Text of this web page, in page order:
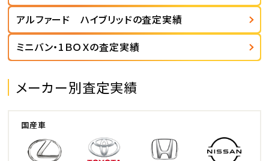
アルファード ハイブリッドの査定実績
ミニバン・1ＢＯＸの査定実績
メーカー別査定実績
国産車